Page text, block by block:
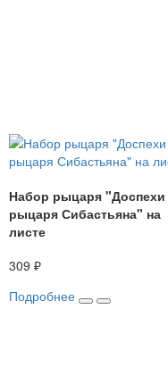
Набор рыцаря "Доспехи
рыцаря Сибастьяна" на
листе
309 ₽
Подробнее